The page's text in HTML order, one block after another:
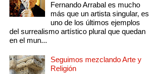
Fernando Arrabal es mucho
más que un artista singular, es
uno de los últimos ejemplos
del surrealismo artístico plural que quedan
en el mun...
Seguimos mezclando Arte y
Religión